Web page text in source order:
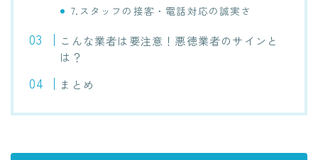
7.スタッフの接客・電話対応の誠実さ
こんな業者は要注意！悪徳業者のサインと
は？
まとめ